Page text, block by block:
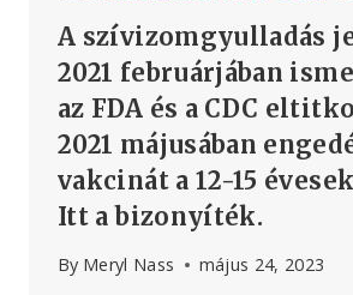
A szívizomgyulladás
2021 februárjában
az FDA és a CDC
2021 májusában
vakcinát a 12-15
Itt a bizonyíték.
By Meryl Nass május 24, 2023